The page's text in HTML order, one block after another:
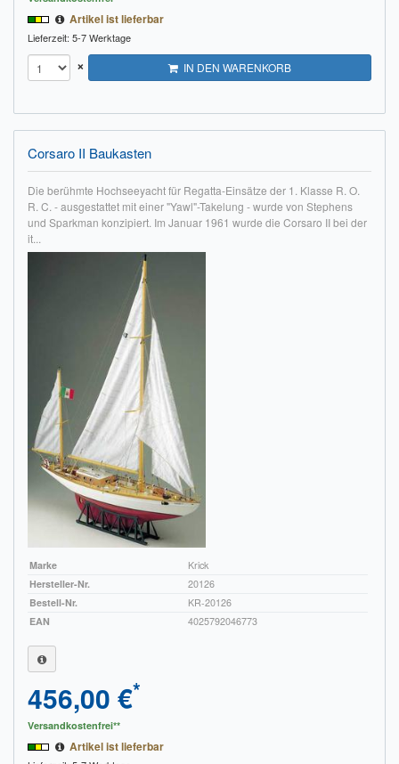
Impressum
FAQ
Unsere Philosophie
KONTAKT
MEIN KONTO
WARENKORB
Artikel ist lieferbar
Lieferzeit: 5-7 Werktage
× IN DEN WARENKORB
Corsaro II Baukasten
Die berühmte Hochseeyacht für Regatta-Einsätze der 1. Klasse R. O.
R. C. - ausgestattet mit einer "Yawl"-Takelung - wurde von Stephens
und Sparkman konzipiert. Im Januar 1961 wurde die Corsaro II bei der
it...
Marke
Krick
Hersteller-Nr.
20126
Bestell-Nr.
KR-20126
EAN
4025792046773
456,00 €*
Versandkostenfrei**
Artikel ist lieferbar